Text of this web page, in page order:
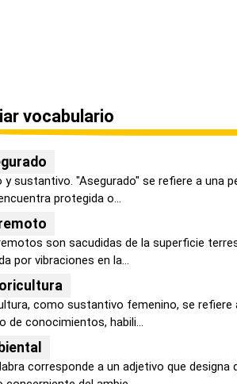
vocabulario
y sustantivo. "Asegurado" se refiere a una
protegida o...
son sacudidas de la superficie
por vibraciones en la...
como sustantivo femenino, se refiere
de conocimientos, habili...
corresponde a un adjetivo que designa